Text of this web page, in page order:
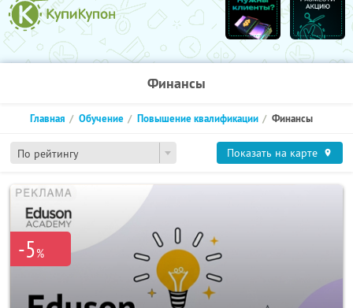
Финансы
По рейтингу
Главная Обучение Повышение квалификации Финансы
Показать на карте
-5%